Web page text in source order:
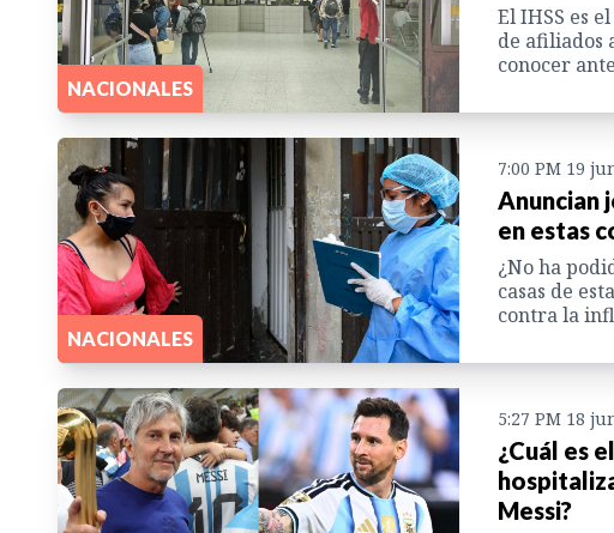
NACIONALES
El IHSS es
de afiliados
conocer
NACIONALES
7:00 PM 19
Anuncian
en estas
¿No ha
casas de
contra la
5:27 PM 18
¿Cuál es
Messi?